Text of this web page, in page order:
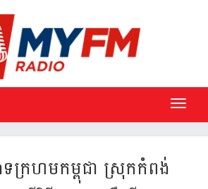
ទ​ក្រហម​កម្ពុជា ស្រុក​កំពង់​